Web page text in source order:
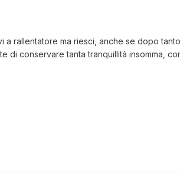
rallentatore ma riesci, anche se dopo
conservare tanta tranquillità insomma,